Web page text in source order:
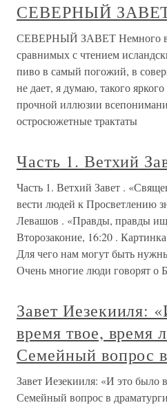
СЕВЕРНЫЙ
СЕВЕРНЫЙ ЗАВЕТ Немного в
сравнимых с чтением
пиво в самый погожий, в
не дает, я думаю, такого
прочной иллюзии
остросюжетные трактаты
Часть 1. Ветхий
Часть 1. Ветхий Завет .
вести людей к Просветлению
Левашов . «Правды, правды
Второзаконие, 16:20 .
Для чего нам могут быть
Очень многие люди говорят о
Завет Иезекииля:
время твое, время
Семейный вопрос
Завет Иезекииля: «И это было
Семейный вопрос в